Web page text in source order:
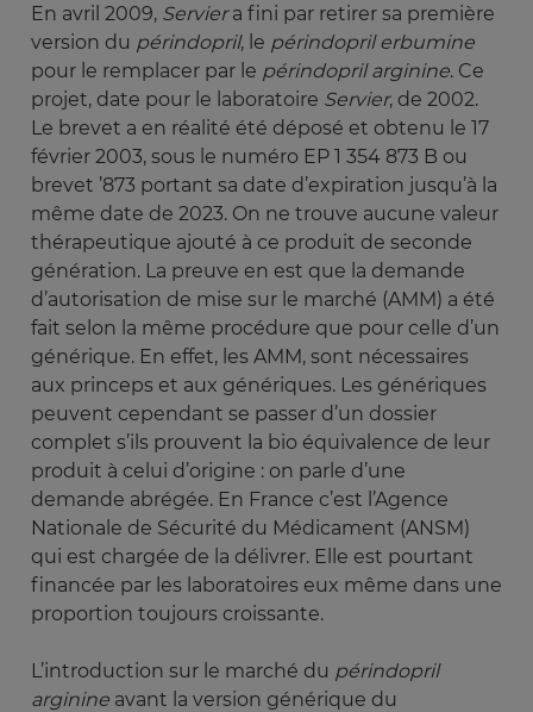
En avril 2009, Serviera fini par retirer sa première
version du périndopril, le périndopril erbumine
pour le remplacer par le périndopril arginine. Ce
projet, date pour le laboratoire Servier, de 2002.
Le brevet a en réalité été déposé et obtenu le 17
février 2003, sous le numéro EP 1 354 873 B ou
brevet ’873 portant sa date d’expiration jusqu’à la
même date de 2023. On ne trouve aucune valeur
thérapeutique ajouté à ce produit de seconde
génération. La preuve en est que la demande
d’autorisation de mise sur le marché (AMM) a été
fait selon la même procédure que pour celle d’un
générique. En effet, les AMM, sont nécessaires
aux princeps et aux génériques. Les génériques
peuvent cependant se passer d’un dossier
complet s’ils prouvent la bio équivalence de leur
produit à celui d’origine : on parle d’une
demande abrégée. En France c’est l’Agence
Nationale de Sécurité du Médicament (ANSM)
qui est chargée de la délivrer. Elle est pourtant
financée par les laboratoires eux même dans une
proportion toujours croissante.
L’introduction sur le marché du périndopril
arginine avant la version générique du